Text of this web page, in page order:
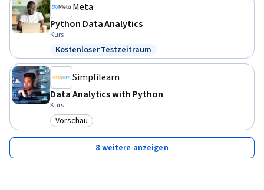
Meta
Python Data Analytics
Kurs
Status: Kostenloser Testzeitraum
Kostenloser Testzeitraum
Simplilearn
Data Analytics with Python
Kurs
Kategorie: Vorschau
Vorschau
8 weitere anzeigen